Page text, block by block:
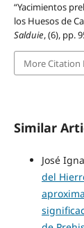
“Yacimientos
los Huesos de
Salduie, (6), pp.
More Citation
Similar
José
del